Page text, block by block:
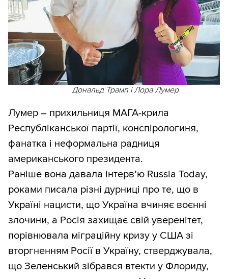
Дональд Трамп і Лора Лумер
Лумер – прихильниця МАГА-крила
Республіканської партії, конспірологиня,
фанатка і неформальна радниця
американського президента.
Раніше вона давала інтервʼю Russia Today,
роками писала різні дурниці про те, що в
Україні нацисти, що Україна вчиняє воєнні
злочини, а Росія захищає свій уверенітет,
порівнювала міграційну кризу у США зі
вторгненням Росії в Україну, стверджувала,
що Зеленський зібрався втекти у Флориду,